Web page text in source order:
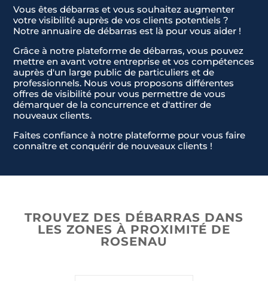
Vous êtes débarras et vous souhaitez augmenter
votre visibilité auprès de vos clients potentiels ?
Notre annuaire de débarras est là pour vous aider !
Grâce à notre plateforme de débarras, vous pouvez
mettre en avant votre entreprise et vos compétences
auprès d'un large public de particuliers et de
professionnels. Nous vous proposons différentes
offres de visibilité pour vous permettre de vous
démarquer de la concurrence et d'attirer de
nouveaux clients.
Faites confiance à notre plateforme pour vous faire
connaître et conquérir de nouveaux clients !
TROUVEZ DES DÉBARRAS DANS
LES ZONES À PROXIMITÉ DE
ROSENAU